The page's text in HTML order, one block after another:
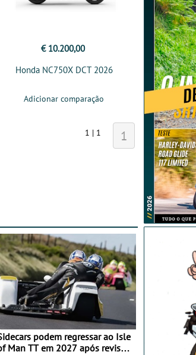
€ 10.200,00
Honda NC750X DCT 2026
Adicionar comparação
1 | 1 1
podem regressar ao Isle
Man TT em 2027 após revisão